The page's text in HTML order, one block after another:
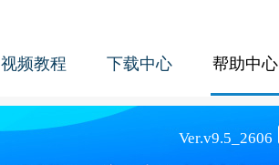
视频教程 下载中心 帮助中心